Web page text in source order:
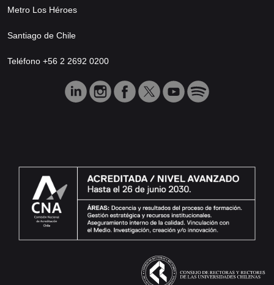
Metro Los Héroes
Santiago de Chile
Teléfono +56 2 2692 0200